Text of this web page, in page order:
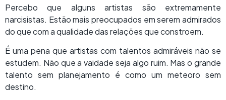
Percebo que alguns artistas são extremamente
narcisistas. Estão mais preocupados em serem admirados
do que com a qualidade das relações que constroem.
É uma pena que artistas com talentos admiráveis não se
estudem. Não que a vaidade seja algo ruim. Mas o grande
talento sem planejamento é como um meteoro sem
destino.